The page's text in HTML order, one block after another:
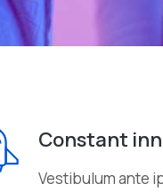
Constant
Vestibulum ante